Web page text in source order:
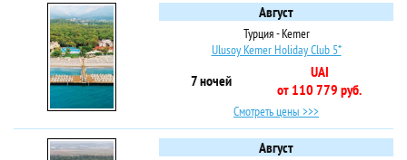
Август
Турция - Kemer
Ulusoy Kemer Holiday Club 5*
7 ночей
UAI
от 110 779 руб.
Смотреть цены >>>
Август